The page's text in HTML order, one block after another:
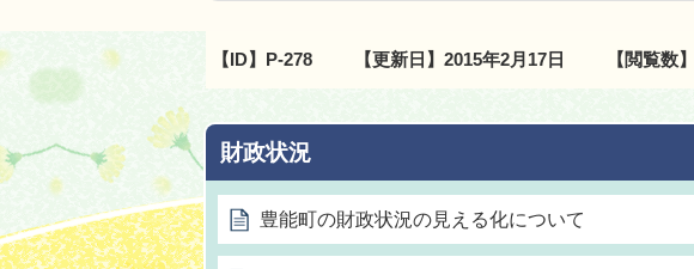
【ID】 P-278 【更新日】 2015年2月17日 【閲覧数】
財政状況
豊能町の財政状況の見える化について